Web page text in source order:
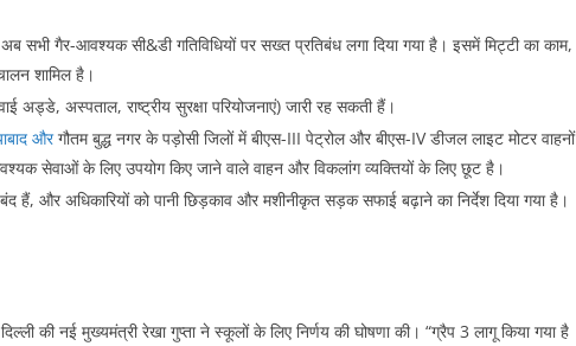
सभी गैर-आवश्यक सी&डी गतिविधियों पर सख्त प्रतिबंध लगा दिया गया है। इसमें मिट्टी का काम,
शामिल है।
अड्डे, अस्पताल, राष्ट्रीय सुरक्षा परियोजनाएं) जारी रह सकती हैं।
औरगौतम बुद्ध नगर के पड़ोसी जिलों में बीएस-III पेट्रोल और बीएस-IV डीजल लाइट मोटर वाहनों
सेवाओं के लिए उपयोग किए जाने वाले वाहन और विकलांग व्यक्तियों के लिए छूट है।
और अधिकारियों को पानी छिड़काव और मशीनीकृत सड़क सफाई बढ़ाने का निर्देश दिया गया है।
की नई मुख्यमंत्री रेखा गुप्ता ने स्कूलों के लिए निर्णय की घोषणा की। “ग्रैप 3 लागू किया गया है